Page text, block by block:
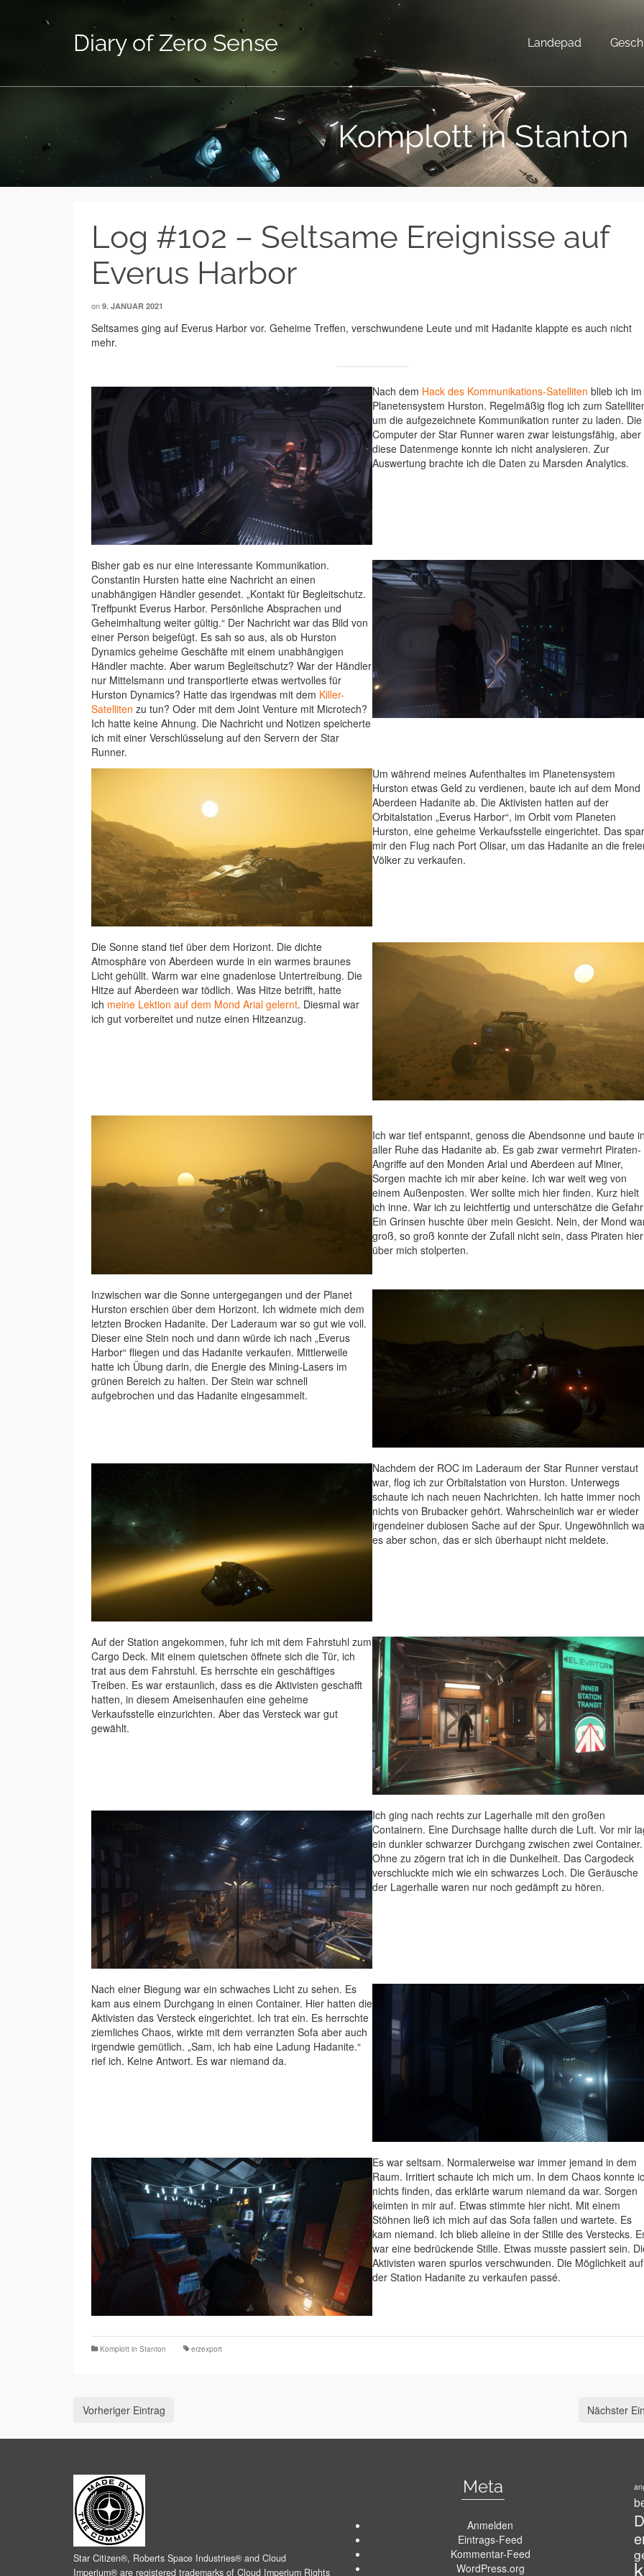
Diary of Zero Sense Landepad
Komplott in Stanton
Log #102 – Seltsame Ereignisse auf
Everus Harbor
on 9. JANUAR 2021
Seltsames ging auf Everus Harbor vor. Geheime Treffen, verschwundene Leute und mit Hadanite klappte es auch nicht
mehr.
Nach dem Hack des Kommunikations-Satelliten blieb ich im
Planetensystem Hurston. Regelmäßig flog ich zum
um die aufgezeichnete Kommunikation runter zu laden. Die
Computer der Star Runner waren zwar leistungsfähig, aber
diese Datenmenge konnte ich nicht analysieren. Zur
Auswertung brachte ich die Daten zu Marsden Analytics.
Bisher gab es nur eine interessante Kommunikation.
Constantin Hursten hatte eine Nachricht an einen
unabhängigen Händler gesendet. „Kontakt für Begleitschutz.
Treffpunkt Everus Harbor. Persönliche Absprachen und
Geheimhaltung weiter gültig.“ Der Nachricht war das Bild von
einer Person beigefügt. Es sah so aus, als ob Hurston
Dynamics geheime Geschäfte mit einem unabhängigen
Händler machte. Aber warum Begleitschutz? War der Händler
nur Mittelsmann und transportierte etwas wertvolles für
Hurston Dynamics? Hatte das irgendwas mit dem Killer-
Satelliten zu tun? Oder mit dem Joint Venture mit Microtech?
Ich hatte keine Ahnung. Die Nachricht und Notizen speicherte
ich mit einer Verschlüsselung auf den Servern der Star
Runner.
Um während meines Aufenthaltes im Planetensystem
Hurston etwas Geld zu verdienen, baute ich auf dem Mond
Aberdeen Hadanite ab. Die Aktivisten hatten auf der
Orbitalstation „Everus Harbor“, im Orbit vom Planeten
Hurston, eine geheime Verkaufsstelle eingerichtet. Das
mir den Flug nach Port Olisar, um das Hadanite an die
Völker zu verkaufen.
Die Sonne stand tief über dem Horizont. Die dichte
Atmosphäre von Aberdeen wurde in ein warmes braunes
Licht gehüllt. Warm war eine gnadenlose Untertreibung. Die
Hitze auf Aberdeen war tödlich. Was Hitze betrifft, hatte
ich meine Lektion auf dem Mond Arial gelernt. Diesmal war
ich gut vorbereitet und nutze einen Hitzeanzug.
Ich war tief entspannt, genoss die Abendsonne und baute
aller Ruhe das Hadanite ab. Es gab zwar vermehrt Piraten-
Angriffe auf den Monden Arial und Aberdeen auf Miner,
Sorgen machte ich mir aber keine. Ich war weit weg von
einem Außenposten. Wer sollte mich hier finden. Kurz hielt
ich inne. War ich zu leichtfertig und unterschätze die
Ein Grinsen huschte über mein Gesicht. Nein, der Mond
groß, so groß konnte der Zufall nicht sein, dass Piraten hier
über mich stolperten.
Inzwischen war die Sonne untergegangen und der Planet
Hurston erschien über dem Horizont. Ich widmete mich dem
letzten Brocken Hadanite. Der Laderaum war so gut wie voll.
Dieser eine Stein noch und dann würde ich nach „Everus
Harbor“ fliegen und das Hadanite verkaufen. Mittlerweile
hatte ich Übung darin, die Energie des Mining-Lasers im
grünen Bereich zu halten. Der Stein war schnell
aufgebrochen und das Hadanite eingesammelt.
Nachdem der ROC im Laderaum der Star Runner verstaut
war, flog ich zur Orbitalstation von Hurston. Unterwegs
schaute ich nach neuen Nachrichten. Ich hatte immer noch
nichts von Brubacker gehört. Wahrscheinlich war er wieder
irgendeiner dubiosen Sache auf der Spur. Ungewöhnlich
es aber schon, das er sich überhaupt nicht meldete.
Auf der Station angekommen, fuhr ich mit dem Fahrstuhl zum
Cargo Deck. Mit einem quietschen öffnete sich die Tür, ich
trat aus dem Fahrstuhl. Es herrschte ein geschäftiges
Treiben. Es war erstaunlich, dass es die Aktivisten geschafft
hatten, in diesem Ameisenhaufen eine geheime
Verkaufsstelle einzurichten. Aber das Versteck war gut
gewählt.
Ich ging nach rechts zur Lagerhalle mit den großen
Containern. Eine Durchsage hallte durch die Luft. Vor mir
ein dunkler schwarzer Durchgang zwischen zwei Container.
Ohne zu zögern trat ich in die Dunkelheit. Das Cargodeck
verschluckte mich wie ein schwarzes Loch. Die Geräusche
der Lagerhalle waren nur noch gedämpft zu hören.
Nach einer Biegung war ein schwaches Licht zu sehen. Es
kam aus einem Durchgang in einen Container. Hier hatten die
Aktivisten das Versteck eingerichtet. Ich trat ein. Es herrschte
ziemliches Chaos, wirkte mit dem verranzten Sofa aber auch
irgendwie gemütlich. „Sam, ich hab eine Ladung Hadanite.“
rief ich. Keine Antwort. Es war niemand da.
Es war seltsam. Normalerweise war immer jemand in dem
Raum. Irritiert schaute ich mich um. In dem Chaos konnte
nichts finden, das erklärte warum niemand da war. Sorgen
keimten in mir auf. Etwas stimmte hier nicht. Mit einem
Stöhnen ließ ich mich auf das Sofa fallen und wartete. Es
kam niemand. Ich blieb alleine in der Stille des Verstecks.
war eine bedrückende Stille. Etwas musste passiert sein.
Aktivisten waren spurlos verschwunden. Die Möglichkeit auf
der Station Hadanite zu verkaufen passé.
Komplott in Stanton erzexport
Vorheriger Eintrag Nächster
Star Citizen®, Roberts Space Industries® and Cloud
Imperium® are registered trademarks of Cloud Imperium Rights
Meta
Anmelden
Eintrags-Feed
Kommentar-Feed
WordPress.org